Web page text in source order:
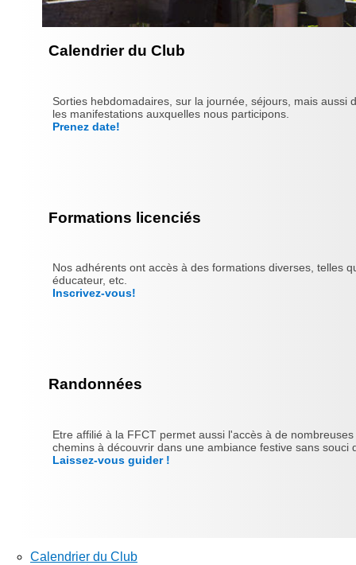
Calendrier du Club
Sorties hebdomadaires, sur la journée, séjours, mais
les manifestations auxquelles nous participons.
Prenez date!
Formations licenciés
Nos adhérents ont accès à des formations diverses, telles
éducateur, etc.
Inscrivez-vous!
Randonnées
Etre affilié à la FFCT permet aussi l'accès à de
chemins à découvrir dans une ambiance festive sans souci
Laissez-vous guider !
Calendrier du Club